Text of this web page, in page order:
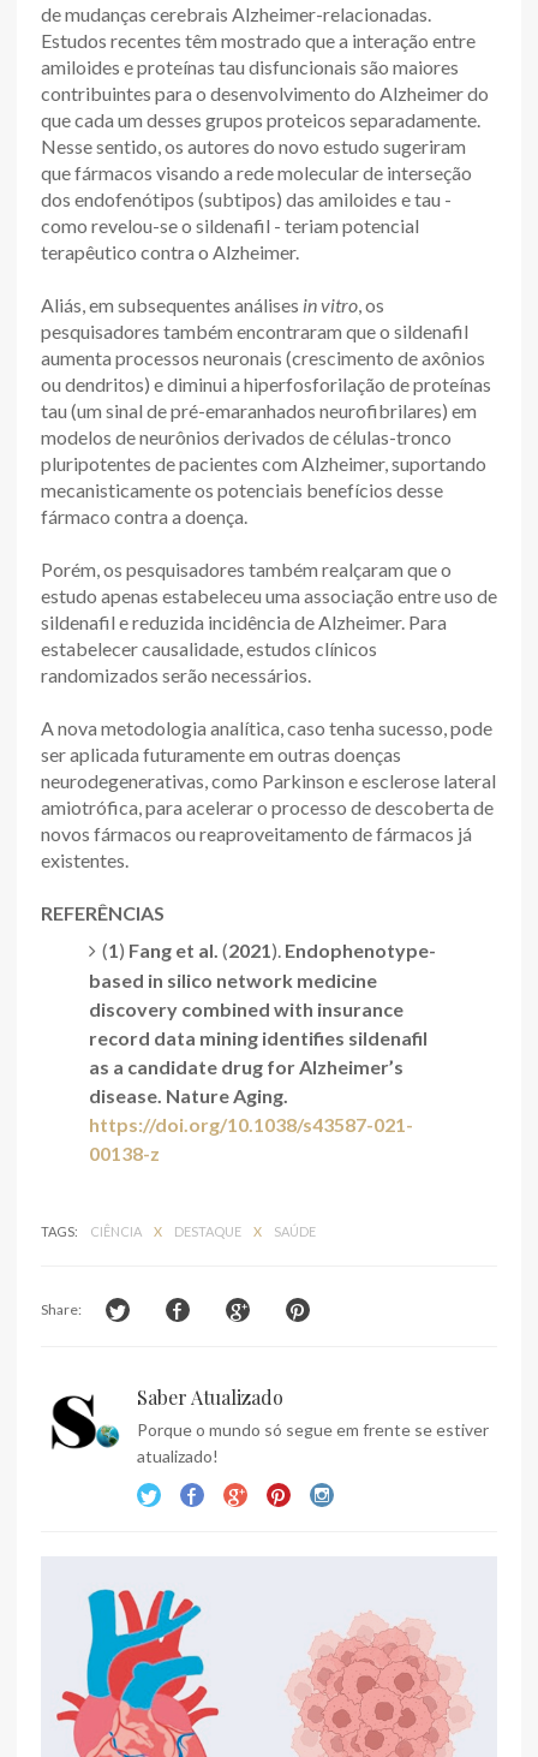
de mudanças cerebrais Alzheimer-relacionadas.
Estudos recentes têm mostrado que a interação entre
amiloides e proteínas tau disfuncionais são maiores
contribuintes para o desenvolvimento do Alzheimer do
que cada um desses grupos proteicos separadamente.
Nesse sentido, os autores do novo estudo sugeriram
que fármacos visando a rede molecular de interseção
dos endofenótipos (subtipos) das amiloides e tau -
como revelou-se o sildenafil - teriam potencial
terapêutico contra o Alzheimer.
Aliás, em subsequentes análises in vitro , os
pesquisadores também encontraram que o sildenafil
aumenta processos neuronais (crescimento de axônios
ou dendritos) e diminui a hiperfosforilação de proteínas
tau (um sinal de pré-emaranhados neurofibrilares) em
modelos de neurônios derivados de células-tronco
pluripotentes de pacientes com Alzheimer, suportando
mecanisticamente os potenciais benefícios desse
fármaco contra a doença.
Porém, os pesquisadores também realçaram que o
estudo apenas estabeleceu uma associação entre uso de
sildenafil e reduzida incidência de Alzheimer. Para
estabelecer causalidade, estudos clínicos
randomizados serão necessários.
A nova metodologia analítica, caso tenha sucesso, pode
ser aplicada futuramente em outras doenças
neurodegenerativas, como Parkinson e esclerose lateral
amiotrófica, para acelerar o processo de descoberta de
novos fármacos ou reaproveitamento de fármacos já
existentes.
REFERÊNCIAS
(1 ) Fang et al. (2021 ). Endophenotype-
based in silico network medicine
discovery combined with insurance
record data mining identifies sildenafil
as a candidate drug for Alzheimer’s
disease. Nature Aging.
https://doi.org/10.1038/s43587-021-
00138-z
TAGS: CIÊNCIA X DESTAQUE X SAÚDE
Share:
Saber Atualizado
Porque o mundo só segue em frente se estiver
atualizado!